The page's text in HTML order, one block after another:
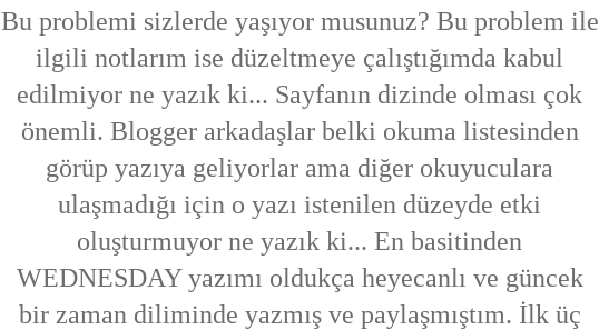
Bu problemi sizlerde yaşıyor musunuz? Bu problem ile
ilgili notlarım ise düzeltmeye çalıştığımda kabul
edilmiyor ne yazık ki... Sayfanın dizinde olması çok
önemli. Blogger arkadaşlar belki okuma listesinden
görüp yazıya geliyorlar ama diğer okuyuculara
ulaşmadığı için o yazı istenilen düzeyde etki
oluşturmuyor ne yazık ki... En basitinden
WEDNESDAY yazımı oldukça heyecanlı ve güncek
bir zaman diliminde yazmış ve paylaşmıştım. İlk üç